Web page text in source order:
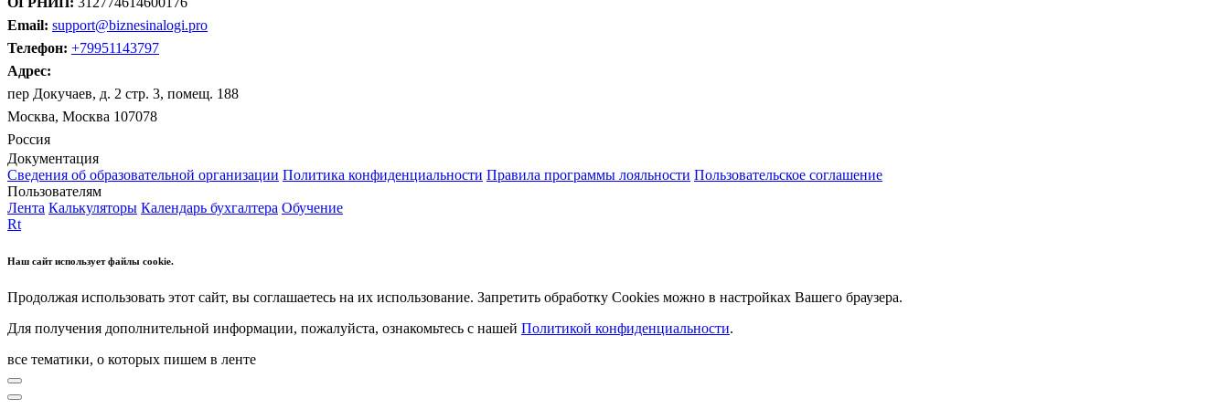
Email: support@biznesinalogi.pro
Телефон: +79951143797
Адрес:
пер Докучаев, д. 2 стр. 3, помещ. 188
Москва, Москва 107078
Россия
Документация
Сведения об образовательной организации Политика конфиденциальности Правила программы лояльности Пользовательское соглашение
Пользователям
Лента Калькуляторы Календарь бухгалтера Обучение
Rt
Наш сайт использует файлы cookie.
Продолжая использовать этот сайт, вы соглашаетесь на их использование. Запретить обработку Cookies можно в настройках Вашего браузера.
Для получения дополнительной информации, пожалуйста, ознакомьтесь с нашей Политикой конфиденциальности.
все тематики, о которых пишем в ленте